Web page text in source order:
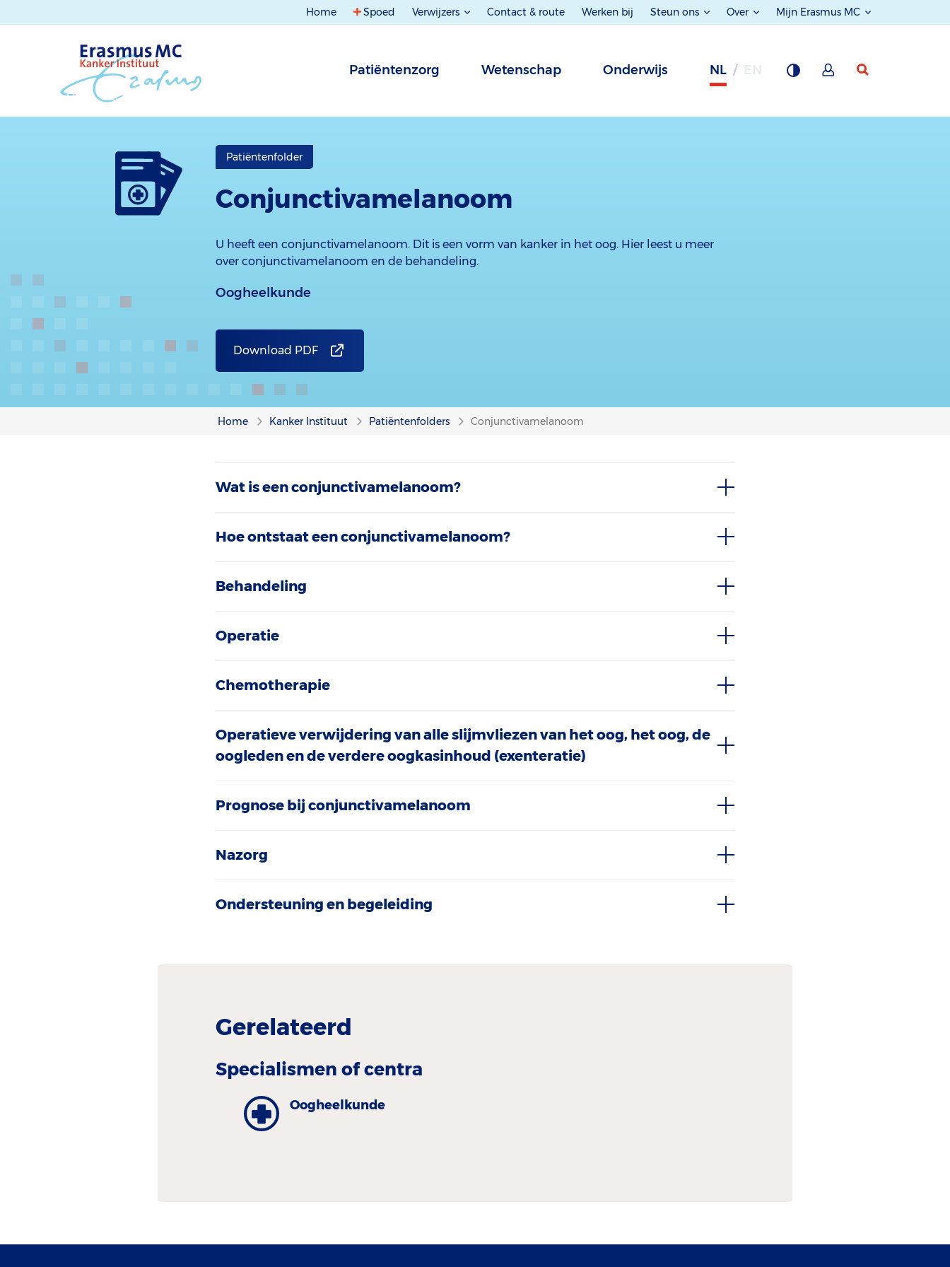
Home Spoed Verwijzers Contact & route Werken bij Steun ons Over Mijn Erasmus MC
Patiëntenzorg Wetenschap Onderwijs NL
Patiëntenfolder
Conjunctivamelanoom
U heeft een conjunctivamelanoom. Dit is een vorm van kanker in het oog. Hier leest u meer
over conjunctivamelanoom en de behandeling.
Oogheelkunde
Download PDF
Home Kanker Instituut Patiëntenfolders Conjunctivamelanoom
Wat is een conjunctivamelanoom?
Hoe ontstaat een conjunctivamelanoom?
Behandeling
Operatie
Chemotherapie
Operatieve verwijdering van alle slijmvliezen van het oog, het oog, de
oogleden en de verdere oogkasinhoud (exenteratie)
Prognose bij conjunctivamelanoom
Nazorg
Ondersteuning en begeleiding
Gerelateerd
Specialismen of centra
Oogheelkunde